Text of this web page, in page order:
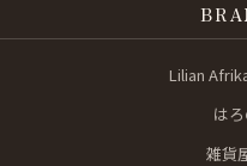
Lilian
は
雑貨